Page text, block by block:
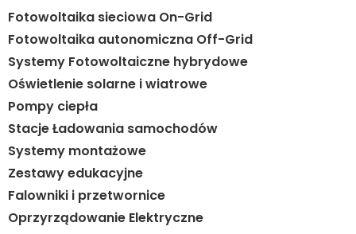
Fotowoltaika sieciowa On-Grid
Fotowoltaika autonomiczna Off-Grid
Systemy Fotowoltaiczne hybrydowe
Oświetlenie solarne i wiatrowe
Pompy ciepła
Stacje Ładowania samochodów
Systemy montażowe
Zestawy edukacyjne
Falowniki i przetwornice
Oprzyrządowanie Elektryczne